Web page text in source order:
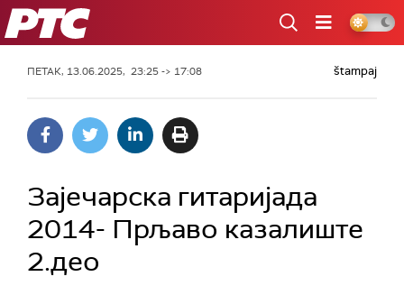
РТС
ПЕТАК, 13.06.2025, 23:25 -> 17:08 štampaj
Зајечарска гитаријада
2014- Прљаво казалиште
2.део